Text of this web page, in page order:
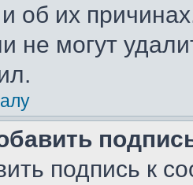
об их
не могут
подпись к